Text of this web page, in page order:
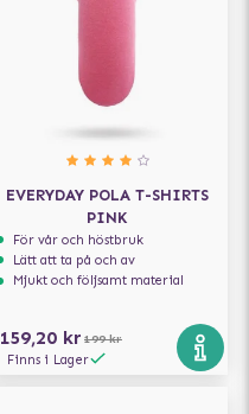
EVERYDAY POLA T-SHIRTS
PINK
För vår och höstbruk
Lätt att ta på och av
Mjukt och följsamt material
159,20 kr 199 kr
Finns i Lager